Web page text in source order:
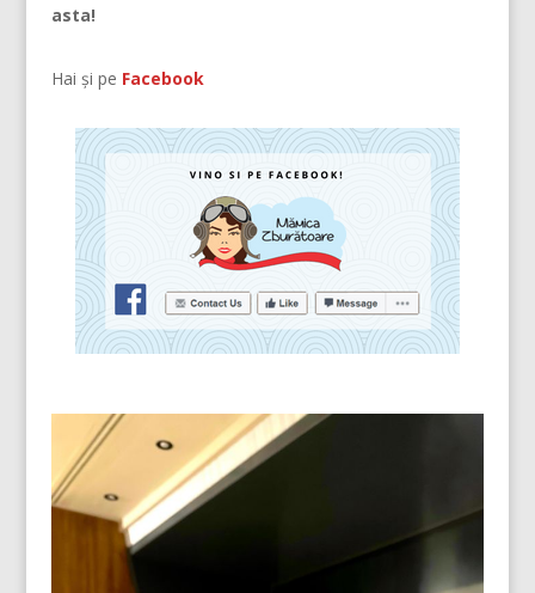
asta!
Hai și pe Facebook